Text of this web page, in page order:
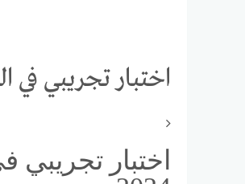
اختبار تجريبي في
اختبار تجريبي